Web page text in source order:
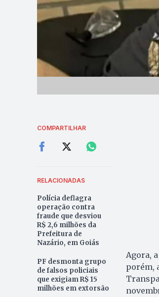
COMPARTILHAR
RELACIONADAS
Polícia deflagra
operação contra
fraude que desviou
R$ 2,6 milhões da
Prefeitura de
Nazário, em Goiás
PF desmonta grupo
de falsos policiais
que exigiam R$ 15
milhões em extorsão
Agora,
porém,